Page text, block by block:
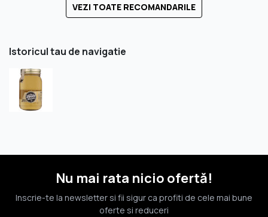
VEZI TOATE RECOMANDARILE
Istoricul tau de navigatie
Nu mai rata nicio ofertă!
Inscrie-te la newsletter si fii sigur ca profiti de cele mai bune
oferte si reduceri